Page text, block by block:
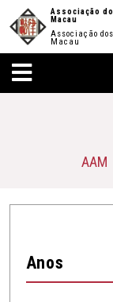
Associação
Macau
Associação
Macau
AAM
Anos